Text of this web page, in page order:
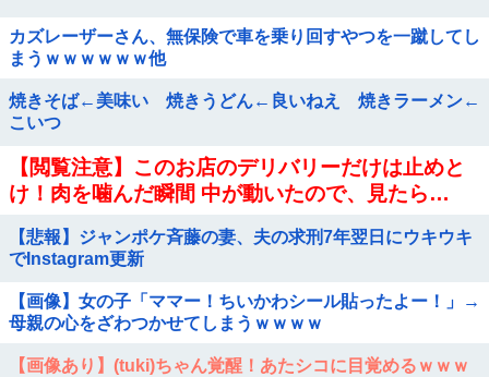
カズレーザーさん、無保険で車を乗り回すやつを一蹴してし
まうｗｗｗｗｗｗ他
焼きそば←美味い 焼きうどん←良いねえ 焼きラーメン←
こいつ
【閲覧注意】このお店のデリバリーだけは止めと
け！肉を噛んだ瞬間 中が動いたので、見たら…
【悲報】ジャンポケ斉藤の妻、夫の求刑7年翌日にウキウキ
でInstagram更新
【画像】女の子「ママー！ちいかわシール貼ったよー！」→
母親の心をざわつかせてしまうｗｗｗｗ
【画像あり】(tuki)ちゃん覚醒！あたシコに目覚めるｗｗｗ